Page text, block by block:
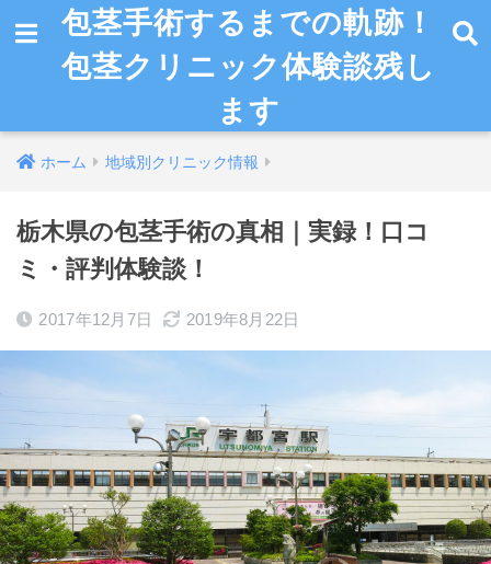
包茎手術するまでの軌跡！
包茎クリニック体験談残し
ます
ホーム 地域別クリニック情報
栃木県の包茎手術の真相｜実録！口コ
ミ・評判体験談！
2017年12月7日 2019年8月22日